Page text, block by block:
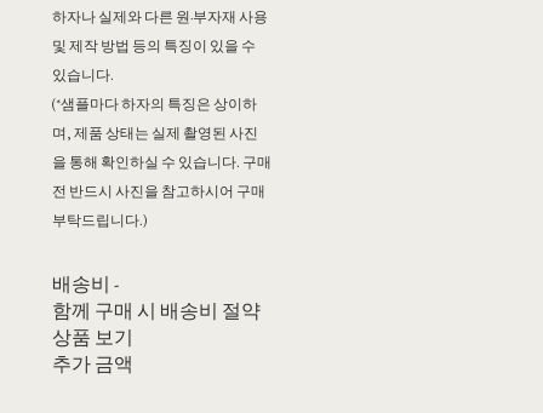
하자나 실제와 다른 원·부자재 사용
및 제작 방법 등의 특징이 있을 수
있습니다.
(*샘플마다 하자의 특징은 상이하
며, 제품 상태는 실제 촬영된 사진
을 통해 확인하실 수 있습니다. 구매
전 반드시 사진을 참고하시어 구매
부탁드립니다.)
배송비 -
함께 구매 시 배송비 절약
상품 보기
추가 금액